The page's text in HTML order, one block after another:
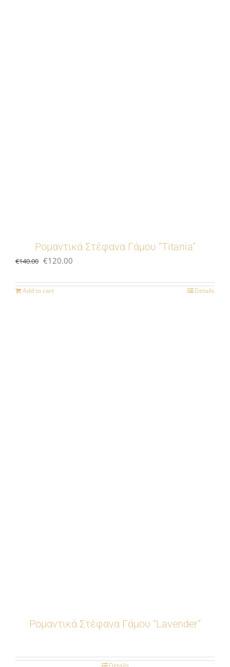
Ρομαντικά Στέφανα Γάμου “Titania”
€140.00 Original
was:
€120.00
is:
Add to cart Details
Ρομαντικά Στέφανα Γάμου “Lavender”